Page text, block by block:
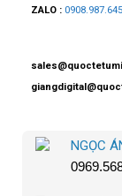
ZALO : 0908.987.645
NGỌC